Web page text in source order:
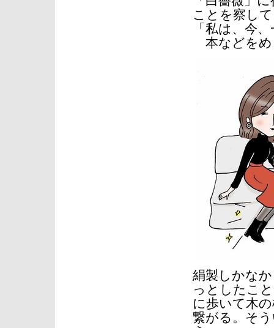
ことを察し
「私は、今
本などをめ
絹製しかな
っとしたこ
に歩いて木
繋がる。そ